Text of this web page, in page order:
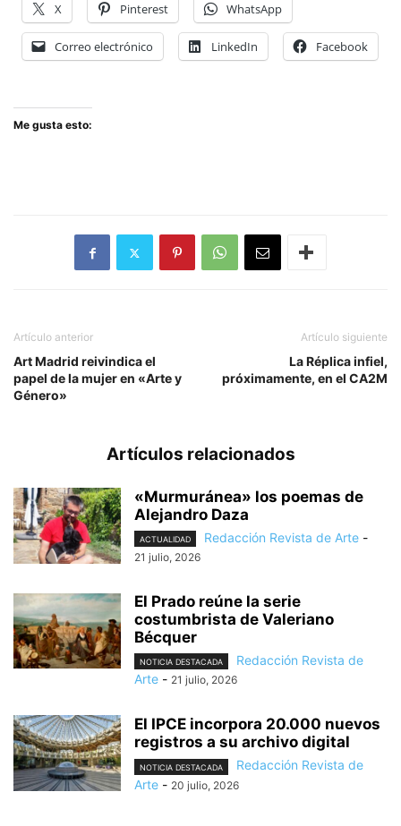
X Pinterest WhatsApp
Correo electrónico LinkedIn Facebook
Me gusta esto:
Artículo anterior
Art Madrid reivindica el
papel de la mujer en «Arte y
Género»
Artículo siguiente
La Réplica infiel,
próximamente, en el CA2M
Artículos relacionados
«Murmuránea» los poemas de
Alejandro Daza
ACTUALIDAD Redacción Revista de Arte -
21 julio, 2026
El Prado reúne la serie
costumbrista de Valeriano
Bécquer
NOTICIA DESTACADA
Redacción Revista de
Arte - 21 julio, 2026
El IPCE incorpora 20.000 nuevos
registros a su archivo digital
NOTICIA DESTACADA
Redacción Revista de
Arte - 20 julio, 2026